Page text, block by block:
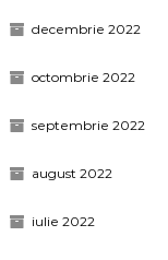
decembrie 2022
octombrie 2022
septembrie 2022
august 2022
iulie 2022